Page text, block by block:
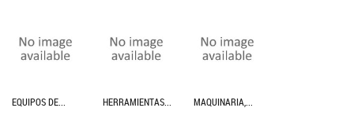
EQUIPOS DE... HERRAMIENTAS... MAQUINARIA,...